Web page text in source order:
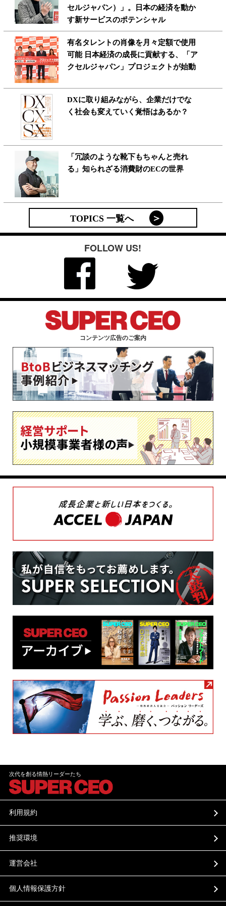
セルジャパン）」。日本の経済を動か
す新サービスのポテンシャル
有名タレントの肖像を月々定額で使用
可能 日本経済の成長に貢献する、「ア
クセルジャパン」プロジェクトが始動
DXに取り組みながら、企業だけでな
く社会も変えていく覚悟はあるか？
「冗談のような靴下もちゃんと売れ
る」知られざる消費財のECの世界
TOPICS 一覧へ
FOLLOW US!
コンテンツ広告のご案内
次代を創る情熱リーダーたち
利用規約
推奨環境
運営会社
個人情報保護方針